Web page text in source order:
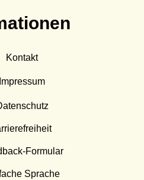
Kontakt
Impressum
Formular
Sprache